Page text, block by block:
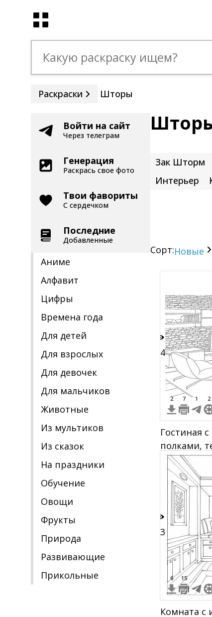
Раскраски Шторы
Войти на сайт
Через телеграм
Генерация
Раскрась свое фото
Твои фавориты
С сердечком
Последние
Добавленные
Аниме
Алфавит
Цифры
Времена года
Для детей
Для взрослых
Для девочек
Для мальчиков
Животные
Из мультиков
Из сказок
На праздники
Обучение
Овощи
Фрукты
Природа
Развивающие
Прикольные
Зак Шторм
Интерьер
Сорт:Новые
14
2 7 1 2
Гостиная
полками,
креслами
33
6 15
Комната с